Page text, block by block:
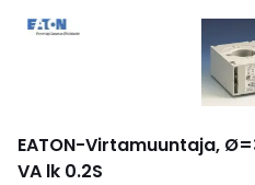
EATON-Virtamuuntaja,
VA lk 0.2S